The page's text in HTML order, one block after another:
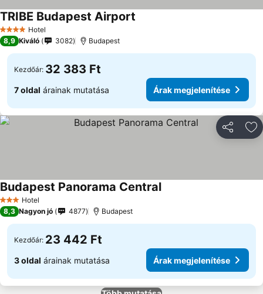
4 KategóriaHotel
TRIBE Budapest Airport
8,9 Kiváló 3082 Budapest
Kezdőár: 32 383 Ft
7 oldal árainak mutatása Árak megjelenítése
3 Kategória
Hotel
Budapest Panorama Central
8,3 Nagyon jó 4877 Budapest
Kezdőár: 23 442 Ft
3 oldal árainak mutatása Árak megjelenítése